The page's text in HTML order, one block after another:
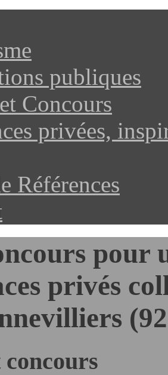
publiques
Concours
privées,
Références
pour
privés